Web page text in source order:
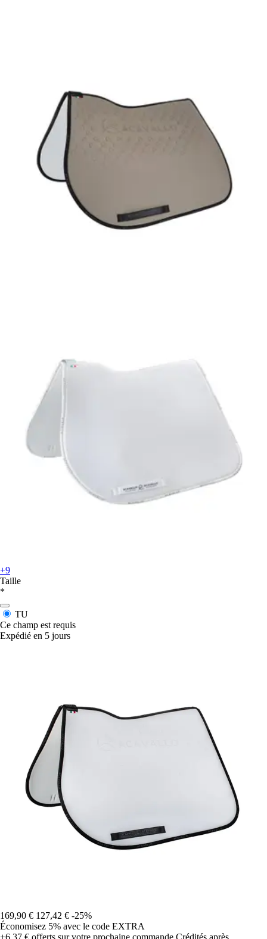
+9
Taille
*
TU
Ce champ est requis
Expédié en 5 jours
169,90 € 127,42 € -25%
Économisez 5% avec le code EXTRA
+6,37 € offerts sur votre prochaine commande Crédités après